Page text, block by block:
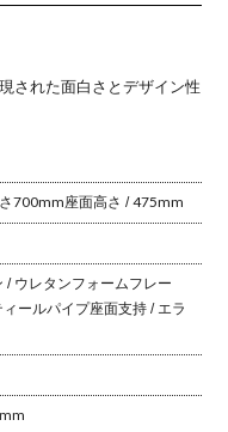
された面白さとデザイン性
700mm座面高さ / 475mm
/ ウレタンフォームフレー
ィールパイプ座面支持 / エラ